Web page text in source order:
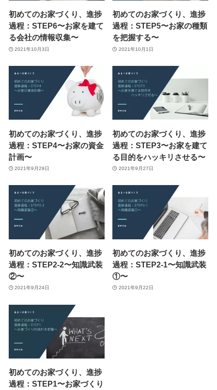
初めてのお家づくり、進捗
過程：STEP6〜お家を建て
る会社の情報収集〜
2021年10月3日
初めてのお家づくり、進捗
過程：STEP5〜お家の種類
を把握する〜
2021年10月1日
初めてのお家づくり、進捗
過程：STEP4〜お家の資金
計画〜
2021年9月29日
初めてのお家づくり、進捗
過程：STEP3〜お家を建て
る目的をハッキリさせる〜
2021年9月27日
初めてのお家づくり、進捗
過程：STEP2-2〜知識武装
②〜
2021年9月24日
初めてのお家づくり、進捗
過程：STEP2-1〜知識武装
①〜
2021年9月22日
初めてのお家づくり、進捗
過程：STEP1〜お家づくり